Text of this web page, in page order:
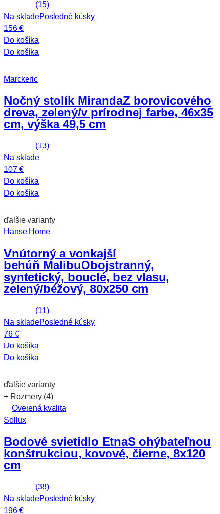
(15)
Na skladePosledné kúsky
156 €
Do košíka
Do košíka
Marckeric
Nočný stolík MirandaZ borovicového
dreva, zelený/v prírodnej farbe, 46x35
cm, výška 49,5 cm
(13)
Na sklade
107 €
Do košíka
Do košíka
ďalšie varianty
Hanse Home
Vnútorný a vonkajší
behúň MalibuObojstranný,
syntetický, bouclé, bez vlasu,
zelený/béžový, 80x250 cm
(11)
Na skladePosledné kúsky
76 €
Do košíka
Do košíka
ďalšie varianty
+ Rozmery (4)
Overená kvalita
Sollux
Bodové svietidlo EtnaS ohýbateľnou
konštrukciou, kovové, čierne, 8x120
cm
(38)
Na skladePosledné kúsky
196 €